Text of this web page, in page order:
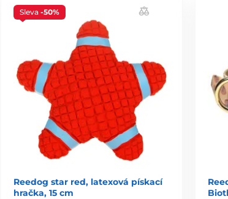
Sleva -50%
Reedog star red, latexová pískací
hračka, 15 cm